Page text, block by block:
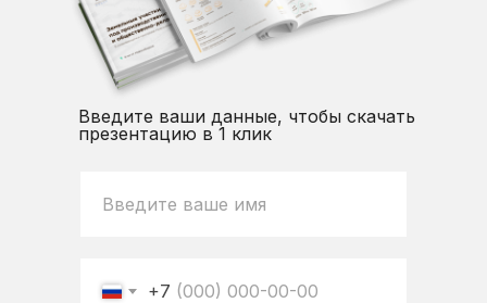
Введите ваши данные, чтобы скачать
презентацию в 1 клик
+7